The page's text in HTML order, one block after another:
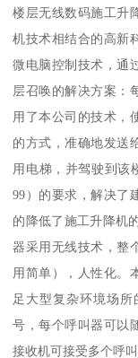
楼层无线数码施工升
机技术相结合的高新
微电脑控制技术，通
层召唤的解决方案：
用了本公司的技术，
的方式，准确地发送
用电梯，并驾驶到该
99）的要求，解决了
的降低了施工升降机
器采用无线技术，整
用简单），人性化。
足大型复杂环境场
号，每个呼叫器可以
接收机可接受多个呼